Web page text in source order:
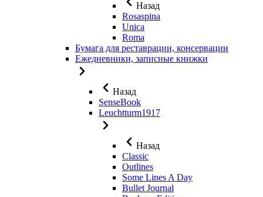
Назад
Rosaspina
Unica
Roma
Бумага для реставрации, консервации
Ежедневники, записные книжки
Назад
SenseBook
Leuchtturm1917
Назад
Classic
Outlines
Some Lines A Day
Bullet Journal